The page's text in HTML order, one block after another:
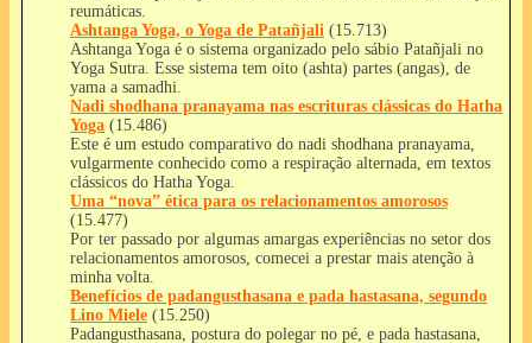
reumáticas.
Ashtanga Yoga, o Yoga de Patañjali (15.713)
Ashtanga Yoga é o sistema organizado pelo sábio Patañjali no
Yoga Sutra. Esse sistema tem oito (ashta) partes (angas), de
yama a samadhi.
Nadi shodhana pranayama nas escrituras clássicas do Hatha
Yoga (15.486)
Este é um estudo comparativo do nadi shodhana pranayama,
vulgarmente conhecido como a respiração alternada, em textos
clássicos do Hatha Yoga.
Uma “nova” ética para os relacionamentos amorosos
(15.477)
Por ter passado por algumas amargas experiências no setor dos
relacionamentos amorosos, comecei a prestar mais atenção à
minha volta.
Benefícios de padangusthasana e pada hastasana, segundo
Lino Miele (15.250)
Padangusthasana, postura do polegar no pé, e pada hastasana,